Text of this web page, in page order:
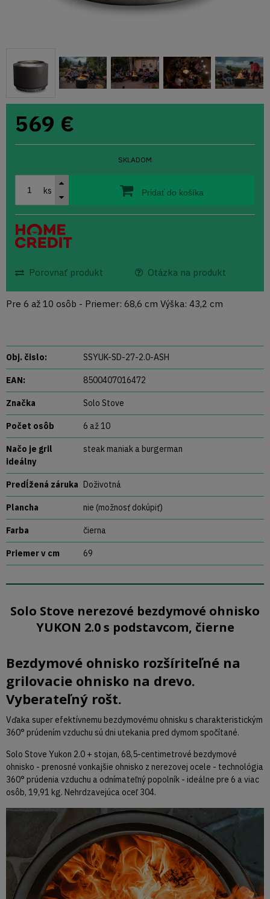
569 €
SKLADOM
ks Pridať do košíka
Porovnať produkt Otázka na produkt
Pre 6 až 10 osôb - Priemer: 68,6 cm Výška: 43,2 cm
Obj. čislo: SSYUK-SD-27-2.0-ASH
EAN: 8500407016472
Značka Solo Stove
Počet osôb 6 až 10
Načo je gril
ideálny
steak maniak a burgerman
Predĺžená záruka Doživotná
Plancha nie (možnosť dokúpiť)
Farba čierna
Priemer v cm 69
Solo Stove nerezové bezdymové ohnisko
YUKON 2.0 s podstavcom, čierne
Bezdymové ohnisko rozšíriteľné na
grilovacie ohnisko na drevo.
Vyberateľný rošt.
Vďaka super efektívnemu bezdymovému ohnisku s charakteristickým
360° prúdením vzduchu sú dni utekania pred dymom spočítané.
Solo Stove Yukon 2.0 + stojan, 68,5-centimetrové bezdymové
ohnisko - prenosné vonkajšie ohnisko z nerezovej ocele - technológia
360° prúdenia vzduchu a odnímateľný popolník - ideálne pre 6 a viac
osôb, 19,91 kg. Nehrdzavejúca oceľ 304.